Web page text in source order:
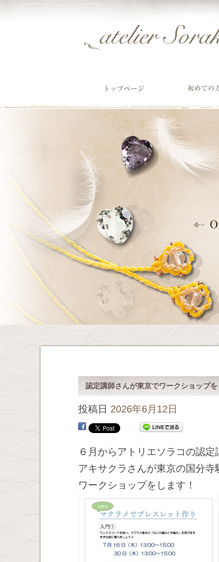
認定講師さんが東京でワークショップ
投稿日 2026年6月12日
６月からアトリエソラコの認
アキサクラさんが東京の国分
ワークショップをします！